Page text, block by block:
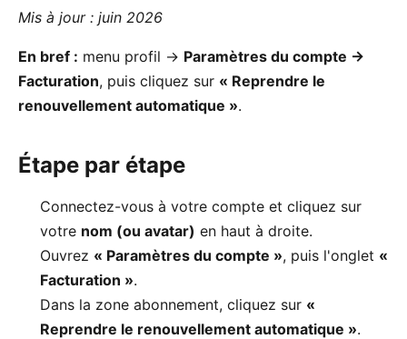
Mis à jour : juin 2026
En bref : menu profil → Paramètres du compte →
Facturation, puis cliquez sur « Reprendre le
renouvellement automatique ».
Étape par étape
Connectez-vous à votre compte et cliquez sur
votre nom (ou avatar) en haut à droite.
Ouvrez « Paramètres du compte », puis l'onglet «
Facturation ».
Dans la zone abonnement, cliquez sur «
Reprendre le renouvellement automatique ».